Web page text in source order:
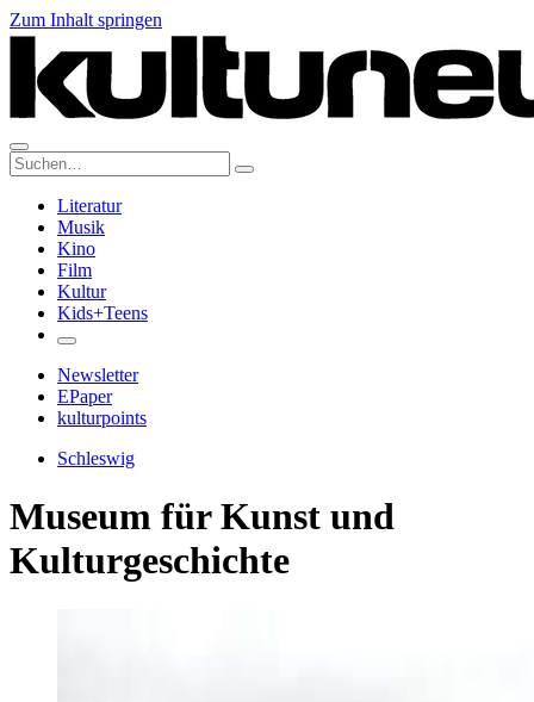
Zum Inhalt springen
Suche:
Literatur
Musik
Kino
Film
Kultur
Kids+Teens
Newsletter
EPaper
kulturpoints
Schleswig
Museum für Kunst und
Kulturgeschichte